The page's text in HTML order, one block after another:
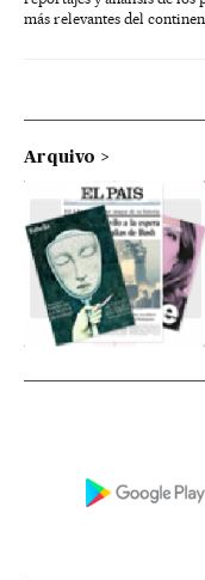
más relevantes del
Arquivo